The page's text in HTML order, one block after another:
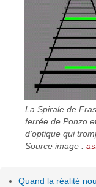
La Spirale de
ferrée de Ponzo
d'optique qui
Source image :
Quand la réalité